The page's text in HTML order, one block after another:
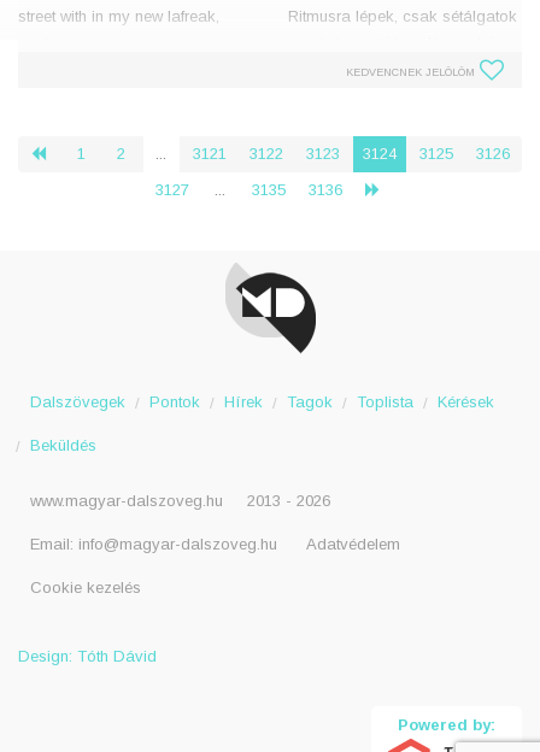
street with in my new lafreak,
Ritmusra lépek, csak sétálgatok
KEDVENCNEK JELÖLÖM
‹ 1 2 ... 3121 3122 3123 3124 3125
3126
3127
... 3135 3136
Dalszövegek Pontok Hírek Tagok Toplista Kérések
Beküldés
www.magyar-dalszoveg.hu 2013 - 2026
Email: info@magyar-dalszoveg.hu Adatvédelem
Cookie kezelés
Design: Tóth Dávid
Powered by: